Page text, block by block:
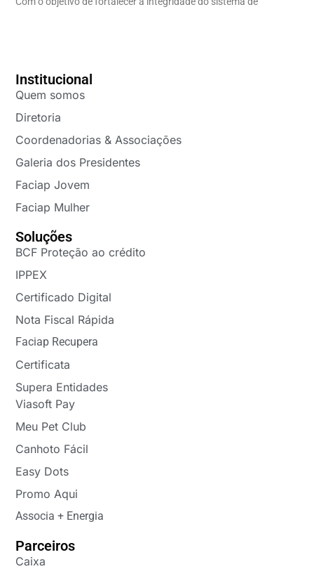
Institucional
Quem somos
Diretoria
Coordenadorias & Associações
Galeria dos Presidentes
Faciap Jovem
Faciap Mulher
Soluções
BCF Proteção ao crédito
IPPEX
Certificado Digital
Nota Fiscal Rápida
Faciap Recupera
Certificata
Supera Entidades
Viasoft Pay
Meu Pet Club
Canhoto Fácil
Easy Dots
Promo Aqui
Associa + Energia
Parceiros
Caixa